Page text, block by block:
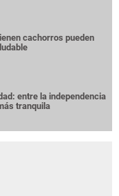
cachorros pueden
entre la independencia
tranquila